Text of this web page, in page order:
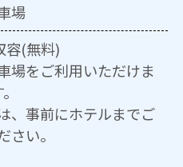
場
容(無料)
場をご利用いただけま
、事前にホテルまでご
さい。